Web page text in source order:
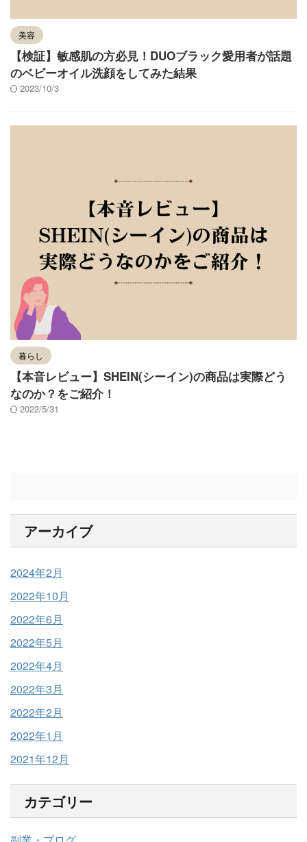
美容
【検証】敏感肌の方必見！DUOブラック愛用者が話題
のベビーオイル洗顔をしてみた結果
2023/10/3
暮らし
【本音レビュー】SHEIN(シーイン)の商品は実際どう
なのか？をご紹介！
2022/5/31
アーカイブ
2024年2月
2022年10月
2022年6月
2022年5月
2022年4月
2022年3月
2022年2月
2022年1月
2021年12月
カテゴリー